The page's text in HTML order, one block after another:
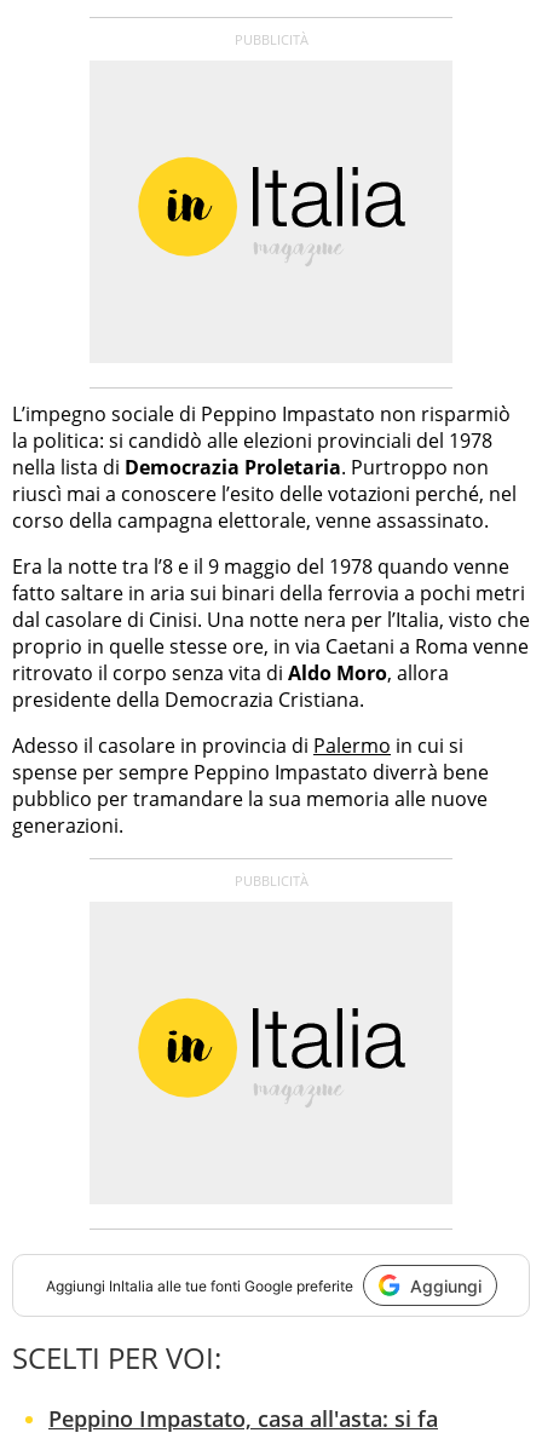
L’impegno sociale di Peppino Impastato non risparmiò
la politica: si candidò alle elezioni provinciali del 1978
nella lista di Democrazia Proletaria. Purtroppo non
riuscì mai a conoscere l’esito delle votazioni perché, nel
corso della campagna elettorale, venne assassinato.
Era la notte tra l’8 e il 9 maggio del 1978 quando venne
fatto saltare in aria sui binari della ferrovia a pochi metri
dal casolare di Cinisi. Una notte nera per l’Italia, visto che
proprio in quelle stesse ore, in via Caetani a Roma venne
ritrovato il corpo senza vita di Aldo Moro, allora
presidente della Democrazia Cristiana.
Adesso il casolare in provincia di Palermo in cui si
spense per sempre Peppino Impastato diverrà bene
pubblico per tramandare la sua memoria alle nuove
generazioni.
Aggiungi InItalia alle tue fonti Google preferite Aggiungi
SCELTI PER VOI:
Peppino Impastato, casa all'asta: si fa